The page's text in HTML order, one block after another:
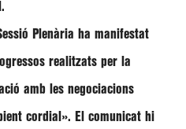
Plenària ha manifestat
realitzats per la
amb les negociacions
cordial». El comunicat hi